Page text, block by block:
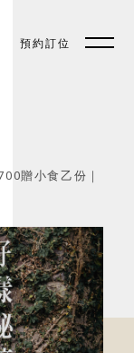
預約訂位
位 EN
贈小食乙份｜